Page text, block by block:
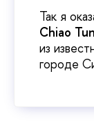
Так я
Chiao
из
городе